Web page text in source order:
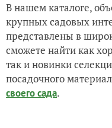
В нашем каталоге,
крупных садовых
представлены в
сможете найти как
так и новинки
посадочного
своего сада.